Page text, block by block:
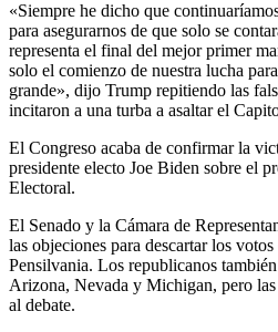
«Siempre he dicho que
para asegurarnos de que solo se
representa el final del mejor primer
solo el comienzo de nuestra lucha
grande», dijo Trump repitiendo las
incitaron a una turba a asaltar el
El Congreso acaba de confirmar la
presidente electo Joe Biden sobre el
Electoral.
El Senado y la Cámara de
las objeciones para descartar los
Pensilvania. Los republicanos
Arizona, Nevada y Michigan, pero las
al debate.